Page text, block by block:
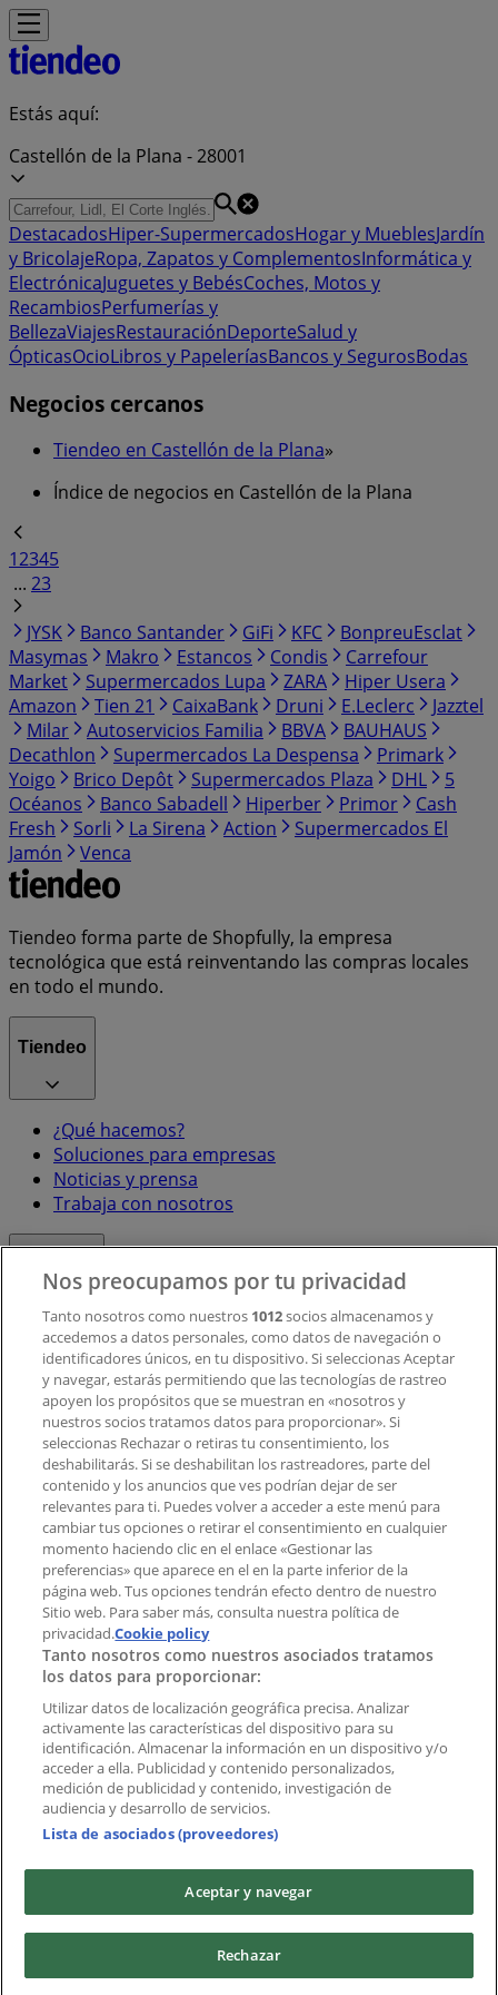
Estás aquí:
Castellón de la Plana - 28001
DestacadosHiper-SupermercadosHogar y MueblesJardín
y BricolajeRopa, Zapatos y ComplementosInformática y
ElectrónicaJuguetes y BebésCoches, Motos y
RecambiosPerfumerías y
BellezaViajesRestauraciónDeporteSalud y
ÓpticasOcioLibros y PapeleríasBancos y SegurosBodas
Negocios cercanos
Tiendeo en Castellón de la Plana»
Índice de negocios en Castellón de la Plana
12345
... 23
JYSK
Banco Santander GiFi KFC
BonpreuEsclat
Masymas
Makro Estancos Condis
Carrefour
Market
Supermercados Lupa ZARA
Hiper Usera
Amazon
Tien 21 CaixaBank Druni E.Leclerc
Jazztel
Milar
Autoservicios Familia BBVA
BAUHAUS
Decathlon
Supermercados La Despensa
Primark
Yoigo
Brico Depôt Supermercados Plaza DHL
5
Océanos
Banco Sabadell Hiperber Primor
Cash
Fresh
Sorli La Sirena Action
Supermercados El
Jamón
Venca
Tiendeo forma parte de Shopfully, la empresa
tecnológica que está reinventando las compras locales
en todo el mundo.
Tiendeo
¿Qué hacemos?
Soluciones para empresas
Noticias y prensa
Trabaja con nosotros
Contacto comercial y de marketing
Tienda mal colocada en el mapa
Notificar un folleto
¿Encontraste un problema en la web o en la
aplicación?
Índices
Marcas
Marcas locales
Negocios
Negocios cercanos
Productos
Productos locales
Ciudades
Descargar la APP Tiendeo
Copyright © Tiendeo ® 2026 · Shopfully Marketing S.L.U. –
Nos preocupamos por tu privacidad
Tanto nosotros como nuestros 1012socios almacenamos y
accedemos a datos personales, como datos de navegación o
identificadores únicos, en tu dispositivo. Si seleccionas Aceptar
y navegar, estarás permitiendo que las tecnologías de rastreo
apoyen los propósitos que se muestran en «nosotros y
nuestros socios tratamos datos para proporcionar». Si
seleccionas Rechazar o retiras tu consentimiento, los
deshabilitarás. Si se deshabilitan los rastreadores, parte del
contenido y los anuncios que ves podrían dejar de ser
relevantes para ti. Puedes volver a acceder a este menú para
cambiar tus opciones o retirar el consentimiento en cualquier
momento haciendo clic en el enlace «Gestionar las
preferencias» que aparece en el en la parte inferior de la
página web. Tus opciones tendrán efecto dentro de nuestro
Sitio web. Para saber más, consulta nuestra política de
privacidad.Cookie policy
Tanto nosotros como nuestros asociados tratamos
los datos para proporcionar:
Utilizar datos de localización geográfica precisa. Analizar
activamente las características del dispositivo para su
identificación. Almacenar la información en un dispositivo y/o
acceder a ella. Publicidad y contenido personalizados,
medición de publicidad y contenido, investigación de
audiencia y desarrollo de servicios.
Lista de asociados (proveedores)
Aceptar y navegar
Rechazar